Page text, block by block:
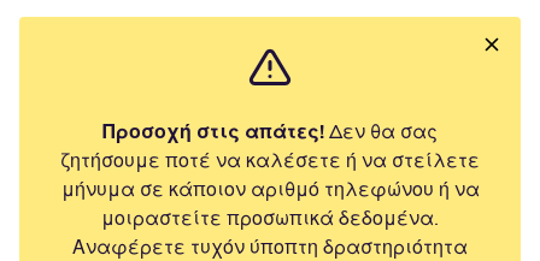
Προσοχή στις απάτες! Δεν θα σας
ζητήσουμε ποτέ να καλέσετε ή να στείλετε
μήνυμα σε κάποιον αριθμό τηλεφώνου ή να
μοιραστείτε προσωπικά δεδομένα.
Αναφέρετε τυχόν ύποπτη δραστηριότητα